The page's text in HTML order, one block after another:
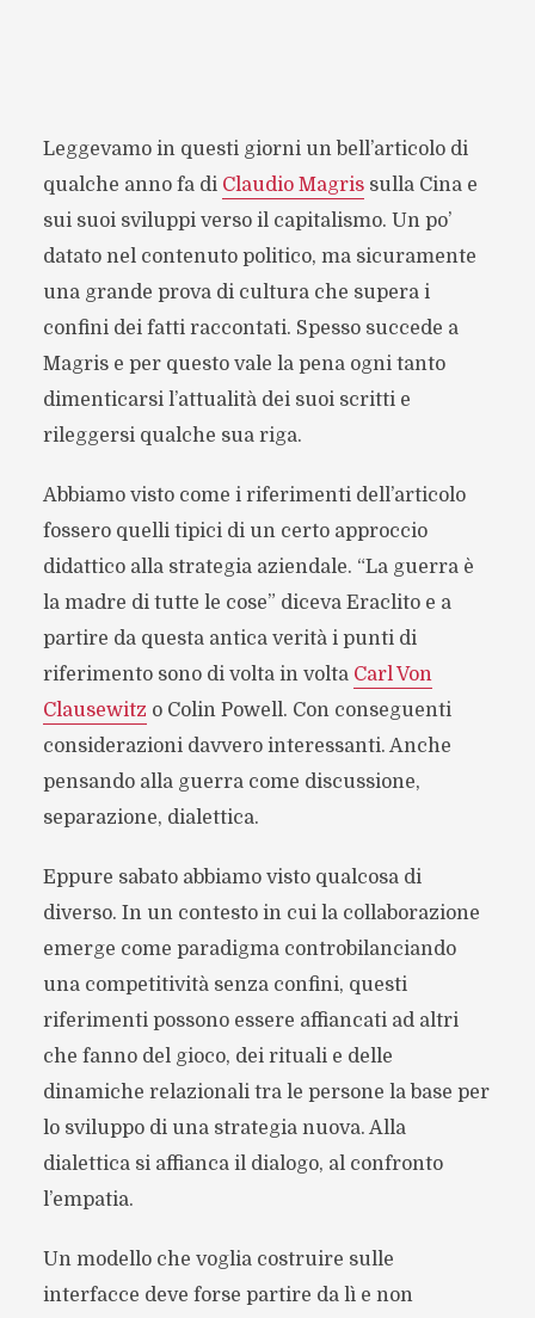
Leggevamo in questi giorni un bell’articolo di
qualche anno fa di Claudio Magrissulla Cina e
sui suoi sviluppi verso il capitalismo. Un po’
datato nel contenuto politico, ma sicuramente
una grande prova di cultura che supera i
confini dei fatti raccontati. Spesso succede a
Magris e per questo vale la pena ogni tanto
dimenticarsi l’attualità dei suoi scritti e
rileggersi qualche sua riga.
Abbiamo visto come i riferimenti dell’articolo
fossero quelli tipici di un certo approccio
didattico alla strategia aziendale. “La guerra è
la madre di tutte le cose” diceva Eraclito e a
partire da questa antica verità i punti di
riferimento sono di volta in volta Carl Von
Clausewitz o Colin Powell. Con conseguenti
considerazioni davvero interessanti. Anche
pensando alla guerra come discussione,
separazione, dialettica.
Eppure sabato abbiamo visto qualcosa di
diverso. In un contesto in cui la collaborazione
emerge come paradigma controbilanciando
una competitività senza confini, questi
riferimenti possono essere affiancati ad altri
che fanno del gioco, dei rituali e delle
dinamiche relazionali tra le persone la base per
lo sviluppo di una strategia nuova. Alla
dialettica si affianca il dialogo, al confronto
l’empatia.
Un modello che voglia costruire sulle
interfacce deve forse partire da lì e non